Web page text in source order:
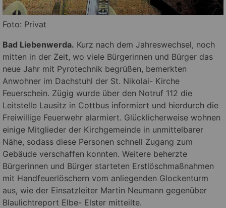
Foto: Privat
Bad Liebenwerda. Kurz nach dem Jahreswechsel, noch
mitten in der Zeit, wo viele Bürgerinnen und Bürger das
neue Jahr mit Pyrotechnik begrüßen, bemerkten
Anwohner im Dachstuhl der St. Nikolai- Kirche
Feuerschein. Zügig wurde über den Notruf 112 die
Leitstelle Lausitz in Cottbus informiert und hierdurch die
Freiwillige Feuerwehr alarmiert. Glücklicherweise wohnen
einige Mitglieder der Kirchgemeinde in unmittelbarer
Nähe, sodass diese Personen schnell Zugang zum
Gebäude verschaffen konnten. Weitere beherzte
Bürgerinnen und Bürger starteten Erstlöschmaßnahmen
mit Handfeuerlöschern vom anliegenden Glockenturm
aus, wie der Einsatzleiter Martin Neumann gegenüber
Blaulichtreport Elbe- Elster mitteilte.